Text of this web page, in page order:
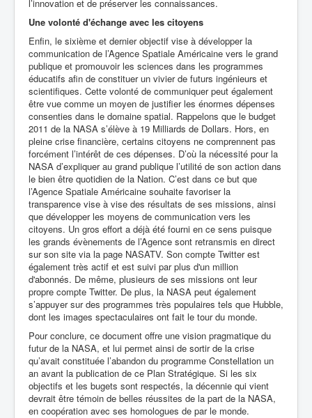
l’innovation et de préserver les connaissances.
Une volonté d'échange avec les citoyens
Enfin, le sixième et dernier objectif vise à développer la
communication de l’Agence Spatiale Américaine vers le grand
publique et promouvoir les sciences dans les programmes
éducatifs afin de constituer un vivier de futurs ingénieurs et
scientifiques. Cette volonté de communiquer peut également
être vue comme un moyen de justifier les énormes dépenses
consenties dans le domaine spatial. Rappelons que le budget
2011 de la NASA s’élève à 19 Milliards de Dollars. Hors, en
pleine crise financière, certains citoyens ne comprennent pas
forcément l’intérêt de ces dépenses. D’où la nécessité pour la
NASA d’expliquer au grand publique l’utilité de son action dans
le bien être quotidien de la Nation. C’est dans ce but que
l’Agence Spatiale Américaine souhaite favoriser la
transparence vise à vise des résultats de ses missions, ainsi
que développer les moyens de communication vers les
citoyens. Un gros effort a déjà été fourni en ce sens puisque
les grands évènements de l’Agence sont retransmis en direct
sur son site via la page NASATV. Son compte Twitter est
également très actif et est suivi par plus d'un million
d'abonnés. De même, plusieurs de ses missions ont leur
propre compte Twitter. De plus, la NASA peut également
s’appuyer sur des programmes très populaires tels que Hubble,
dont les images spectaculaires ont fait le tour du monde.
Pour conclure, ce document offre une vision pragmatique du
futur de la NASA, et lui permet ainsi de sortir de la crise
qu’avait constituée l’abandon du programme Constellation un
an avant la publication de ce Plan Stratégique. Si les six
objectifs et les bugets sont respectés, la décennie qui vient
devrait être témoin de belles réussites de la part de la NASA,
en coopération avec ses homologues de par le monde.